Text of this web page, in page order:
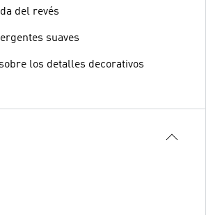
del revés
suaves
los detalles decorativos